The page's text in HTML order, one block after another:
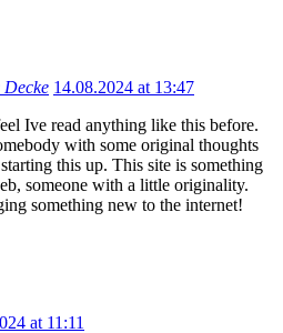
Decke 14.08.2024 at 13:47
Ive read anything like this before.
with some original thoughts
this up. This site is something
someone with a little originality.
something new to the internet!
at 11:11